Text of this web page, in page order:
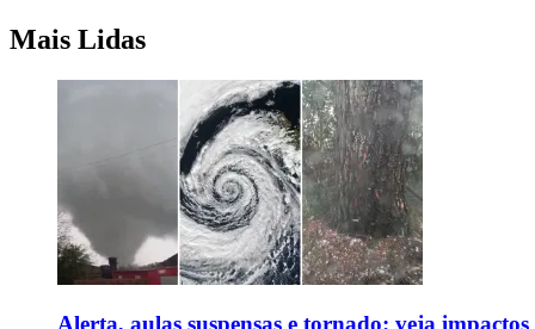
Mais Lidas
Alerta, aulas suspensas e tornado: veja